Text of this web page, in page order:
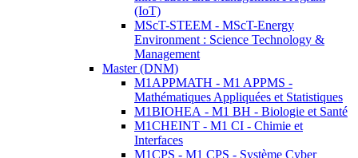
(IoT)
MScT-STEEM - MScT-Energy
Environment : Science Technology &
Management
Master (DNM)
M1APPMATH - M1 APPMS -
Mathématiques Appliquées et Statistiques
M1BIOHEA - M1 BH - Biologie et Santé
M1CHEINT - M1 CI - Chimie et
Interfaces
M1CPS - M1 CPS - Système Cyber